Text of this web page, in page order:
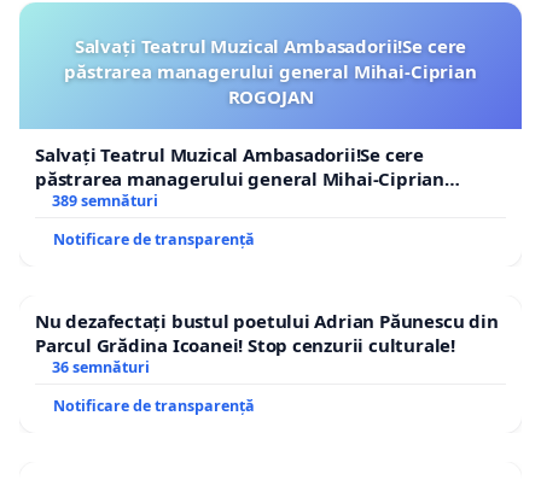
Salvați Teatrul Muzical Ambasadorii!Se cere
păstrarea managerului general Mihai-Ciprian
ROGOJAN
Salvați Teatrul Muzical Ambasadorii!Se cere
păstrarea managerului general Mihai-Ciprian
ROGOJAN
389 semnături
Notificare de transparență
Nu dezafectați bustul poetului Adrian Păunescu din
Parcul Grădina Icoanei! Stop cenzurii culturale!
36 semnături
Notificare de transparență